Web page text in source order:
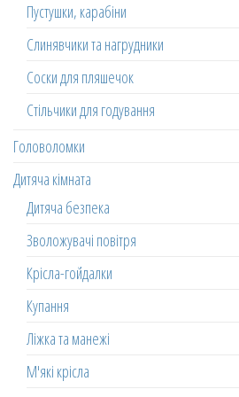
Пустушки, карабіни
Слинявчики та нагрудники
Соски для пляшечок
Стільчики для годування
Головоломки
Дитяча кімната
Дитяча безпека
Зволожувачі повітря
Крісла-гойдалки
Купання
Ліжка та манежі
М'які крісла